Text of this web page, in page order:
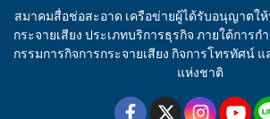
สมาคมสื่อช่อสะอาด เครือข่ายผู้ได้รับอนุญาตใ
กระจายเสียง ประเภทบริการธุรกิจ ภายใต้การ
กรรมการกิจการกระจายเสียง กิจการโทรทัศน์
แห่งชาติ